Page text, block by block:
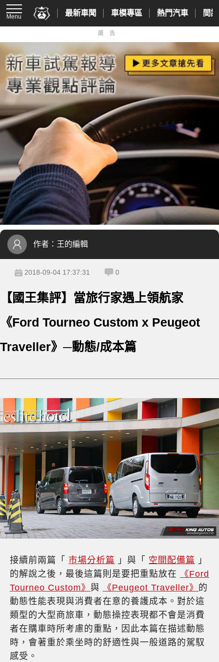
Menu 最新車聞 車模專區 熱門汽車 間
廣告
作者： 王的編輯
2018-09-04 17:37:31 0
【國王集評】當旅行家遇上領航家
《Ford Tourneo Custom x Peugeot
Traveller》─動態/成本篇
接續前兩篇「 市場分析篇 」與「 空間配備篇 」
的解說之後，最後這篇則是要把重點放在
《Ford
Tourneo Custom》 與 《Peugeot Traveller》 的
動態性能表現與消費者在意的養護成本。對於這
類型的大型商旅車，動態操控表現都不會是消費
者在購車時所考慮的重點，因此本篇在描述動態
時，會著重於乘坐時的舒適性與一般道路的駕馭
感受。